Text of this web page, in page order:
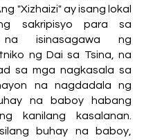
"Xizhaizi" ay isang lokal
sakripisyo para sa
na isinasagawa ng
ng Dai sa Tsina, na
sa mga nagkasala sa
na nagdadala ng
na baboy habang
kanilang kasalanan.
buhay na baboy,